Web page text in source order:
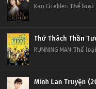
Kan Cicekleri Thể loại:
Thử Thách Thần
RUNNING MAN Thể loại
Minh Lan Truyện